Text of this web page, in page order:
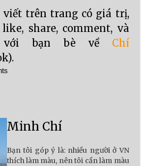
viết trên trang có giá trị,
share, comment, và
với bạn bè về Chí
Minh Chí
Bạn tôi góp ý là: nhiều người ở VN
thích làm màu, nên tôi cần làm màu